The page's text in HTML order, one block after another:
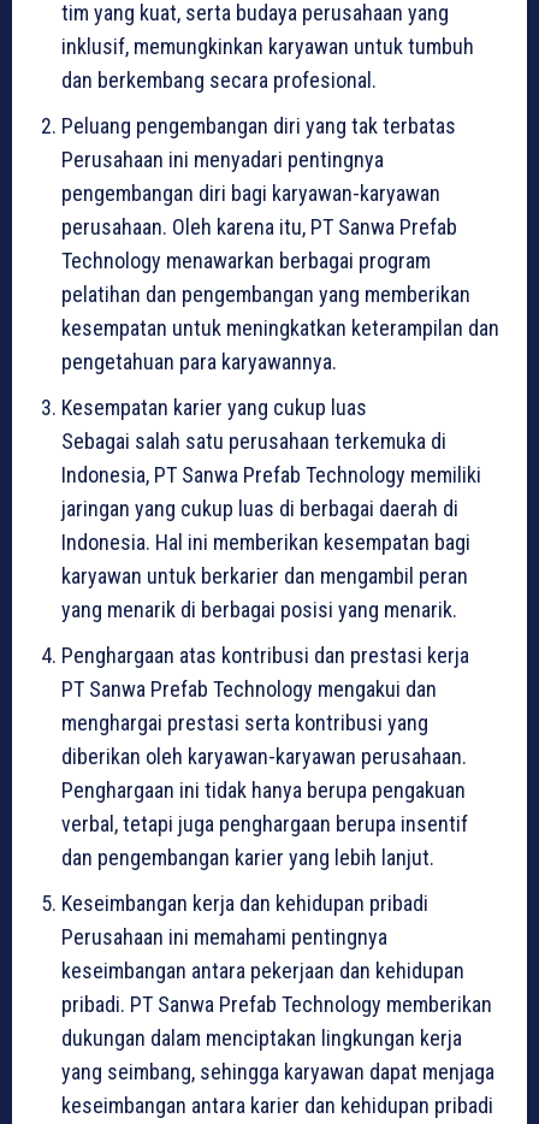
tim yang kuat, serta budaya perusahaan yang
inklusif, memungkinkan karyawan untuk tumbuh
dan berkembang secara profesional.
Peluang pengembangan diri yang tak terbatas
Perusahaan ini menyadari pentingnya
pengembangan diri bagi karyawan-karyawan
perusahaan. Oleh karena itu, PT Sanwa Prefab
Technology menawarkan berbagai program
pelatihan dan pengembangan yang memberikan
kesempatan untuk meningkatkan keterampilan dan
pengetahuan para karyawannya.
Kesempatan karier yang cukup luas
Sebagai salah satu perusahaan terkemuka di
Indonesia, PT Sanwa Prefab Technology memiliki
jaringan yang cukup luas di berbagai daerah di
Indonesia. Hal ini memberikan kesempatan bagi
karyawan untuk berkarier dan mengambil peran
yang menarik di berbagai posisi yang menarik.
Penghargaan atas kontribusi dan prestasi kerja
PT Sanwa Prefab Technology mengakui dan
menghargai prestasi serta kontribusi yang
diberikan oleh karyawan-karyawan perusahaan.
Penghargaan ini tidak hanya berupa pengakuan
verbal, tetapi juga penghargaan berupa insentif
dan pengembangan karier yang lebih lanjut.
Keseimbangan kerja dan kehidupan pribadi
Perusahaan ini memahami pentingnya
keseimbangan antara pekerjaan dan kehidupan
pribadi. PT Sanwa Prefab Technology memberikan
dukungan dalam menciptakan lingkungan kerja
yang seimbang, sehingga karyawan dapat menjaga
keseimbangan antara karier dan kehidupan pribadi